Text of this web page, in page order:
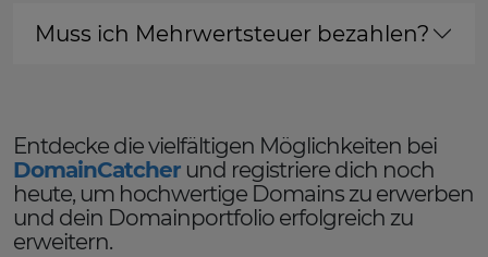
Muss ich Mehrwertsteuer bezahlen?
Entdecke die vielfältigen Möglichkeiten bei
DomainCatcher und registriere dich noch
heute, um hochwertige Domains zu erwerben
und dein Domainportfolio erfolgreich zu
erweitern.